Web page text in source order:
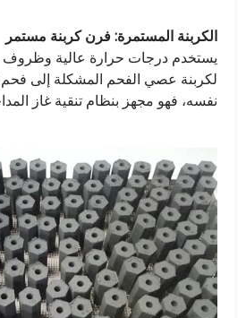
الكربنة المستمرة: فرن كربنة مستمر
يستخدم درجات حرارة عالية وظروف
لكربنة عصي الفحم المشكلة إلى
نفسه، فهو مجهز بنظام تنقية غاز